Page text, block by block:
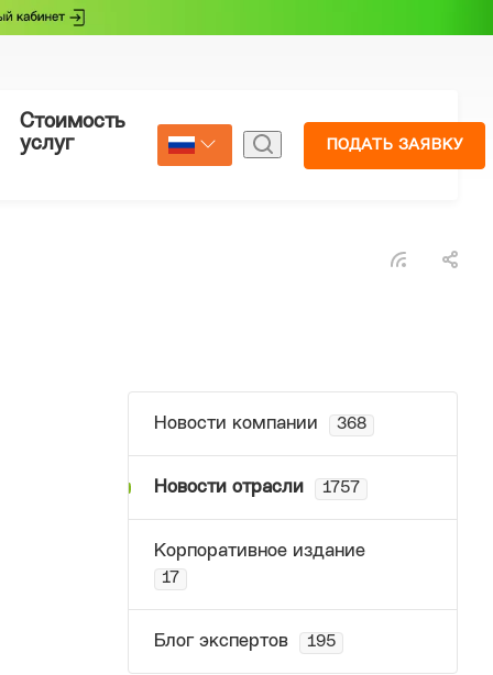
Стоимость
услуг
Страхование
Select Language
ПОДАТЬ ЗАЯВКУ
Новости компании 368
Новости отрасли 1757
Корпоративное издание
17
Блог экспертов 195